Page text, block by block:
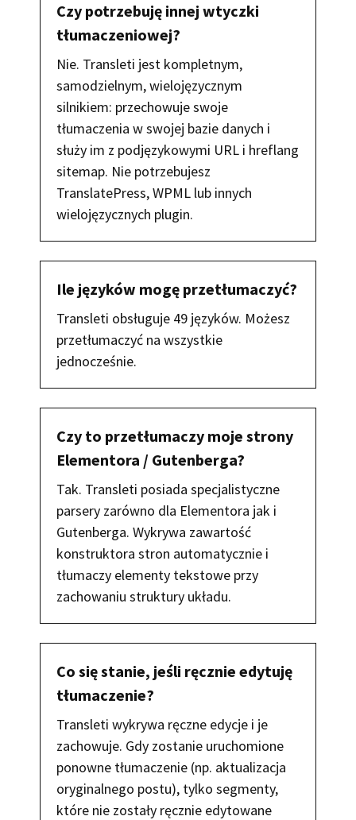
Czy potrzebuję innej wtyczki
tłumaczeniowej?
Nie. Transleti jest kompletnym,
samodzielnym, wielojęzycznym
silnikiem: przechowuje swoje
tłumaczenia w swojej bazie danych i
służy im z podjęzykowymi URL i hreflang
sitemap. Nie potrzebujesz
TranslatePress, WPML lub innych
wielojęzycznych plugin.
Ile języków mogę przetłumaczyć?
Transleti obsługuje 49 języków. Możesz
przetłumaczyć na wszystkie
jednocześnie.
Czy to przetłumaczy moje strony
Elementora / Gutenberga?
Tak. Transleti posiada specjalistyczne
parsery zarówno dla Elementora jak i
Gutenberga. Wykrywa zawartość
konstruktora stron automatycznie i
tłumaczy elementy tekstowe przy
zachowaniu struktury układu.
Co się stanie, jeśli ręcznie edytuję
tłumaczenie?
Transleti wykrywa ręczne edycje i je
zachowuje. Gdy zostanie uruchomione
ponowne tłumaczenie (np. aktualizacja
oryginalnego postu), tylko segmenty,
które nie zostały ręcznie edytowane